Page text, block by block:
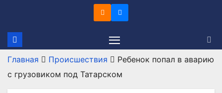
содержимому
Главная Происшествия
Ребенок попал в аварию
с грузовиком под Татарском